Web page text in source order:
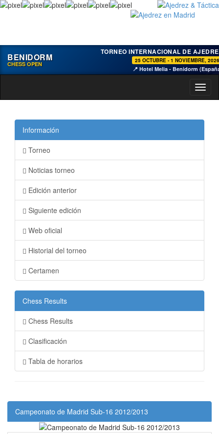
BENIDORM
CHESS OPEN
TORNEO INTERNACIONAL DE
25 OCTUBRE - 1 NOVIEMBRE, 2026
📍 Hotel Melia - Benidorm
Información
Torneo
Noticias torneo
Edición anterior
Siguiente edición
Web oficial
Historial del torneo
Certamen
Chess Results
Chess Results
Clasificación
Tabla de horarios
Campeonato de Madrid Sub-16 2012/2013